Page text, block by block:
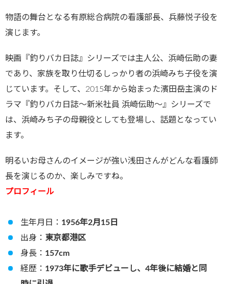
物語の舞台となる有原総合病院の看護部長、兵藤悦子役を
演じます。
映画『釣りバカ日誌』シリーズでは主人公、浜崎伝助の妻
であり、家族を取り仕切るしっかり者の浜崎みち子役を演
じています。そして、2015年から始まった濱田岳主演のド
ラマ『釣りバカ日誌〜新米社員 浜崎伝助〜』シリーズで
は、浜崎みち子の母親役としても登場し、話題となってい
ます。
明るいお母さんのイメージが強い浅田さんがどんな看護師
長を演じるのか、楽しみですね。
プロフィール
生年月日： 1956年2月15日
出身： 東京都港区
身長： 157cm
経歴： 1973年に歌手デビューし、4年後に結婚と同